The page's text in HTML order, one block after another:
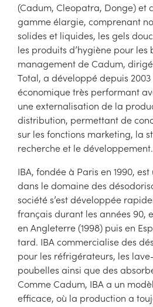
(Cadum, Cleopatra, Donge) et
gamme élargie, comprenant
solides et liquides, les gels
les produits d’hygiène pour les
management de Cadum,
Total, a développé depuis
économique très performant
une externalisation de la
distribution, permettant de
sur les fonctions marketing, la
recherche et le développement.
IBA, fondée à Paris en 1990,
dans le domaine des
société s’est développée
français durant les années 90,
en Angleterre (1998) puis en
tard. IBA commercialise des
pour les réfrigérateurs, les
poubelles ainsi que des
Comme Cadum, IBA a un
efficace, où la production a